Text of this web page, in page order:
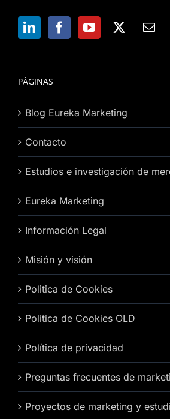
PÁGINAS
Blog Eureka Marketing
Contacto
Estudios e investigación de
Eureka Marketing
Información Legal
Misión y visión
Politica de Cookies
Politica de Cookies OLD
Política de privacidad
Preguntas frecuentes de
Proyectos de marketing y